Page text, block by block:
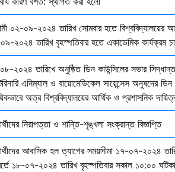
০২-০৯-২০২৪ তারিখ সোমবার হতে বিশ্ববিদ্যালয়ের
২০২৪ তারিখ বৃহস্পতিবার হতে একাডেমিক
২০২৪ তারিখে অনুষ্ঠিত ডিন কাউন্সিলের সভার
এনিম্যাল ও বায়োমেডিকেল সায়েন্সেস অনুষদের
অত্র বিশ্ববিদ্যালয়ের আর্থিক ও প্রশাসনিক
নিরাপত্তা ও শান্তি-শৃঙ্খলা সংক্রান্ত বিজ্ঞপ্তি
আবাসিক হল ত্যাগের সময়সীমা ১৭-০৭-২০২৪
১৮-০৭-২০২৪ তারিখ বৃহস্পতিবার সকাল ১০:০০